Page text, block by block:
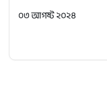
০৩ আগষ্ট ২০২৪